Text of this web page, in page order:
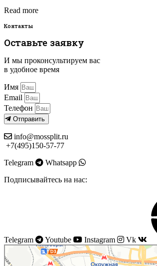
Read more
Контакты
Оставьте заявку
И мы проконсультируем вас
в удобное время
Имя
Email
Телефон
Отправить
info@mossplit.ru
+7(495)150-57-77
Telegram
Whatsapp
Подписывайтесь на нас:
Telegram Youtube Instagram Vk
Моссплит
Системы вентиляции в Москве
Установка кондиционеров в Москве